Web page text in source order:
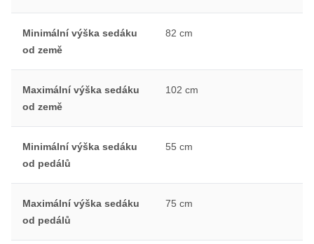
Minimální výška sedáku
od země
82 cm
Maximální výška sedáku
od země
102 cm
Minimální výška sedáku
od pedálů
55 cm
Maximální výška sedáku
od pedálů
75 cm